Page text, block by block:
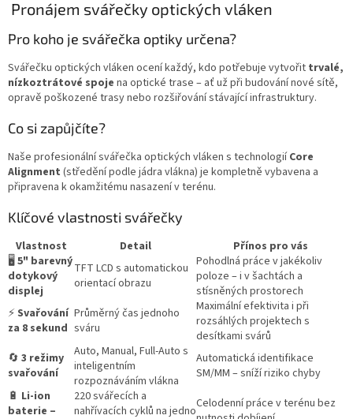
Pronájem svářečky optických vláken
Pro koho je svářečka optiky určena?
Svářečku optických vláken ocení každý, kdo potřebuje vytvořit trvalé,
nízkoztrátové spoje na optické trase – ať už při budování nové sítě,
opravě poškozené trasy nebo rozšiřování stávající infrastruktury.
Co si zapůjčíte?
Naše profesionální svářečka optických vláken s technologií Core
Alignment (středění podle jádra vlákna) je kompletně vybavena a
připravena k okamžitému nasazení v terénu.
Klíčové vlastnosti svářečky
Vlastnost Detail
Přínos pro vás
🖥️ 5" barevný
dotykový
displej
TFT LCD s automatickou
orientací obrazu
Pohodlná práce v jakékoliv
poloze – i v šachtách a
stísněných prostorech
⚡ Svařování
za 8 sekund
Průměrný čas jednoho
sváru
Maximální efektivita i při
rozsáhlých projektech s
desítkami svárů
🔄 3 režimy
svařování
Auto, Manual, Full-Auto s
inteligentním
rozpoznáváním vlákna
Automatická identifikace
SM/MM – sníží riziko chyby
🔋 Li-ion
baterie –
220 svářecích a
nahřívacích cyklů na jednoCelodenní práce v terénu bez